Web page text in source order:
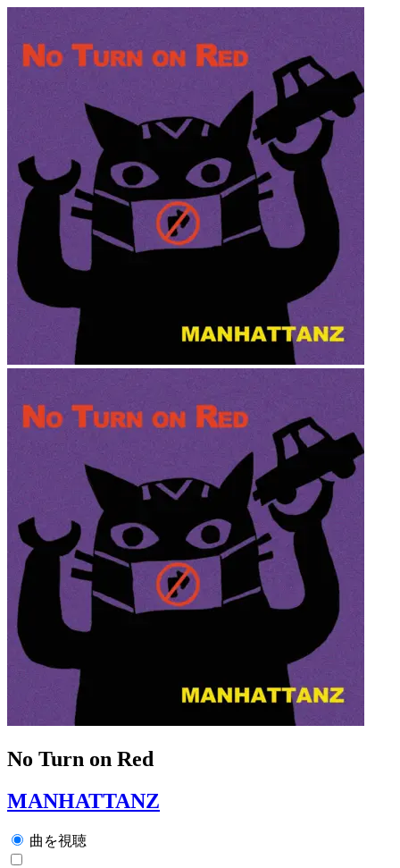
No Turn on Red
MANHATTANZ
曲を視聴